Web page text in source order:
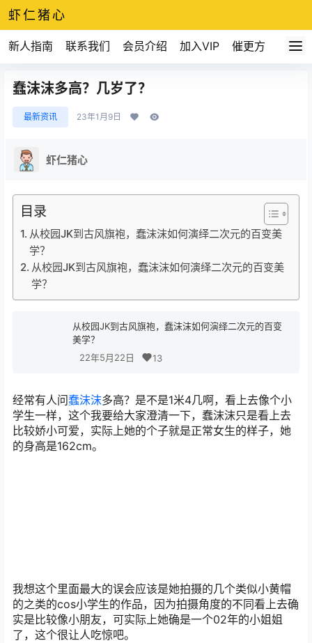
虾仁猪心
新人指南 联系我们 会员介绍 加入VIP 催更方式
蠢沫沫多高？几岁了？
最新资讯 23年1月9日
虾仁猪心
目录
从校园JK到古风旗袍，蠢沫沫如何演绎二次元的百变美
学？
从校园JK到古风旗袍，蠢沫沫如何演绎二次元的百变美
学？
从校园JK到古风旗袍，蠢沫沫如何演绎二次元的百变
美学？
22年5月22日
13
经常有人问蠢沫沫多高？是不是1米4几啊，看上去像个小
学生一样，这个我要给大家澄清一下，蠢沫沫只是看上去
比较娇小可爱，实际上她的个子就是正常女生的样子，她
的身高是162cm。
我想这个里面最大的误会应该是她拍摄的几个类似小黄帽
的之类的cos小学生的作品，因为拍摄角度的不同看上去确
实是比较像小朋友，可实际上她确是一个02年的小姐姐
了，这个很让人吃惊吧。